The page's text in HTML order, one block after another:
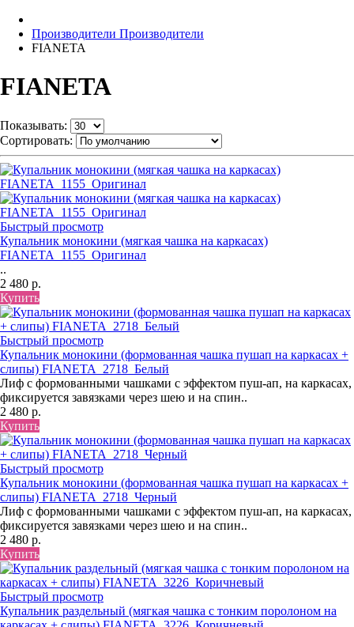
Производители Производители
FIANETA
FIANETA
Показывать:
Сортировать:
Быстрый просмотр
Купальник монокини (мягкая чашка на каркасах)
FIANETA_1155_Оригинал
..
2 480 р.
Купить
Быстрый просмотр
Купальник монокини (формованная чашка пушап на каркасах +
слипы) FIANETA_2718_Белый
Лиф с формованными чашками с эффектом пуш-ап, на каркасах,
фиксируется завязками через шею и на спин..
2 480 р.
Купить
Быстрый просмотр
Купальник монокини (формованная чашка пушап на каркасах +
слипы) FIANETA_2718_Черный
Лиф с формованными чашками с эффектом пуш-ап, на каркасах,
фиксируется завязками через шею и на спин..
2 480 р.
Купить
Быстрый просмотр
Купальник раздельный (мягкая чашка с тонким поролоном на